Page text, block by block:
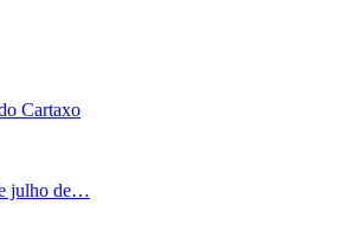
Cartaxo
julho de…